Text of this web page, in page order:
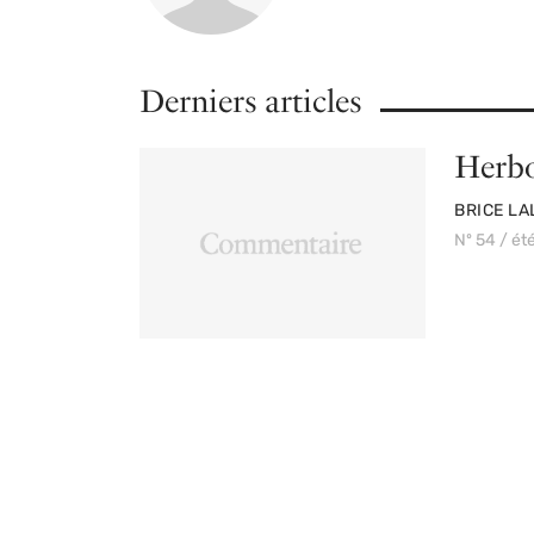
Derniers articles
PAR
BRICE
Nº 54 /